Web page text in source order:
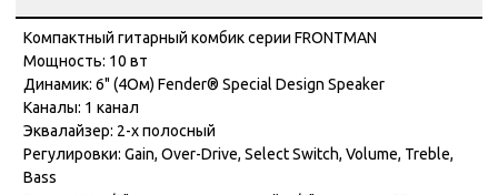
Компактный гитарный комбик серии FRONTMAN
Мощность: 10 вт
Динамик: 6" (4Ом) Fender® Special Design Speaker
Каналы: 1 канал
Эквалайзер: 2-х полосный
Регулировки: Gain, Over-Drive, Select Switch, Volume, Treble,
Bass